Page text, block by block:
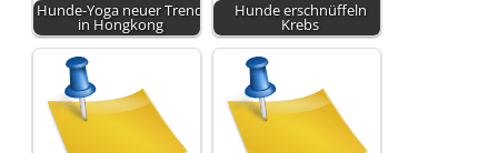
Hunde-Yoga neuer Trend
in Hongkong
Hunde erschnüffeln
Krebs